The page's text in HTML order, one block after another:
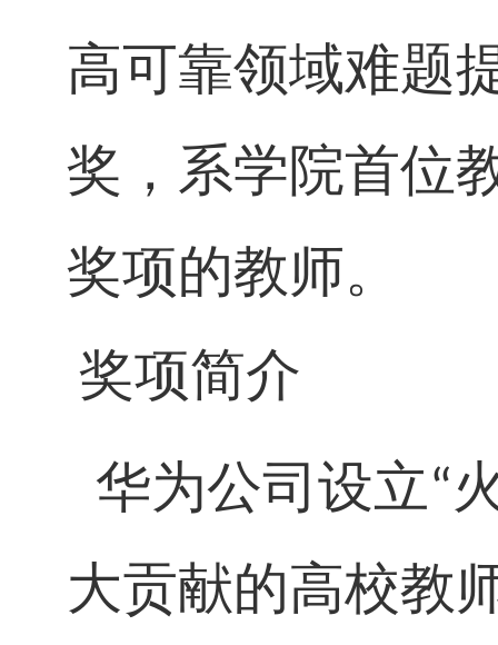
高可靠领域难题
奖，系学院首位
奖项的教师。
奖项简介
华为公司设立“
大贡献的高校教